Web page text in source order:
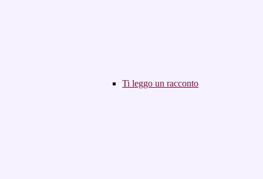
Ti leggo un racconto